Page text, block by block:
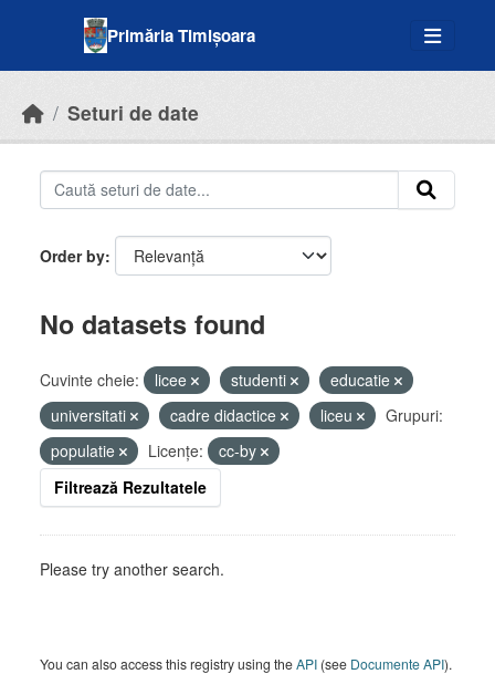
Primăria Timișoara
Seturi de date
Order by
No datasets found
Cuvinte cheie: licee studenti
educatie
universitati
cadre didactice liceu
Grupuri:
populatie
Licenţe:
cc-by
Filtrează Rezultatele
Please try another search.
You can also access this registry using theAPI (see Documente API).